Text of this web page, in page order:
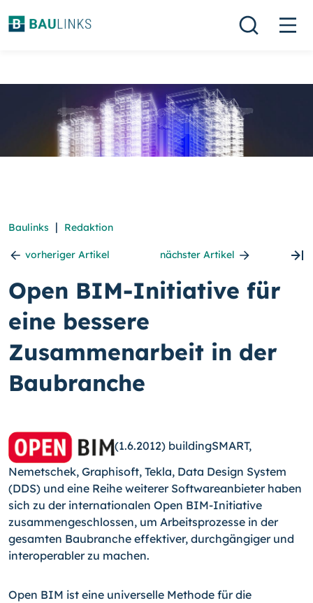
Baulinks | Redaktion
vorheriger Artikel nächster Artikel
Open BIM-Initiative für
eine bessere
Zusammenarbeit in der
Baubranche
(1.6.2012) buildingSMART,
Nemetschek, Graphisoft, Tekla, Data Design System
(DDS) und eine Reihe weiterer Software­anbieter haben
sich zu der internationalen Open BIM-Initia­tive
zusammengeschlossen, um Arbeitsprozesse in der
gesamten Baubranche effek­tiver, durchgängiger und
interoperabler zu machen.
Open BIM ist eine universelle Methode für die